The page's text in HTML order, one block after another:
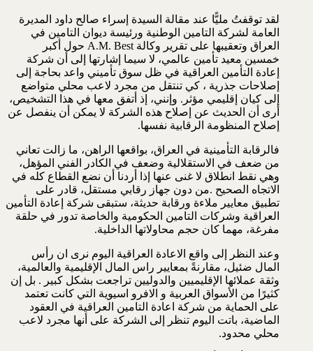
لقد توقفتُ مليًّا عند مقالة السيدة إسراء صالح داود المديرة
العامة لشركة التامين الوطنية ورئيسة ديوان التامين في
العراق وتعقيبها على تقرير وكالة A.M. Best حول أكبر
خمسين معيد تأمين عالمي، لا سيما إشارتها إلى أن شركة
إعادة التأمين العراقية في ظل سوق تأميني واعد بحاجة إلى
إصلاحات جذرية ، كي تنتقل من مجرد لاعب محلي متواضع
إلى كيان إقليمي مؤثر. وإنني، إذ أتفق معها في هذا التشخيص،
أرى أن الحديث عن إصلاح هذه الشركة لا يمكن أن ينفصل عن
إصلاح المنظومة الرقابية نفسها.
فالرقابة التأمينية في العراق، بواقعها الراهن، ما زالت تعاني
من ضعف في الاستقلالية وضعف في الكادر الفني المؤهل،
وهي نقط انطلاق لا غنى عنها إذا أردنا أن نضع القطاع كله في
الاتجاه الصحيح .من دون جهاز رقابي مستقل، قادر على
تطبيق معايير ملاءة ورقابة حديثة، ستبقى شركة إعادة التأمين
العراقية وشركات التامين الحكومية والخاصة تدور في حلقة
مفرغة، مهما كان حجم محاولاتها الداخلية.
وعند النظر إلى واقع الاعادة العراقية اليوم نرى ان رأس
المال ضئيل، مقارنةً بمعايير راس المال الإقليمية والعالمية،
وثقة عملائها الإقليميين والدوليين تراجعت بشكل كبير . بل إن
كثيرًا من الأسواق العربية و الافرو اسيوية التي كانت تعتمد
على الحماية من شركة اعادة التامين العراقية في العقود
الماضية، باتت اليوم تنظر إلى الشركة على أنها مجرد لاعب
محلي محدود.